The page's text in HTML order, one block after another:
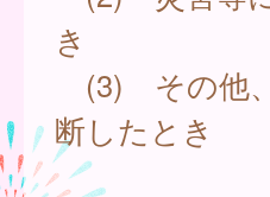
き
(3) その他
断したとき